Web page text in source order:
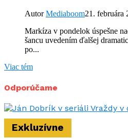
AutorMediaboom21. februára
Markíza v pondelok úspešne
šancu uvedením ďalšej
po...
Viac tém
Odporúčame
Exkluzívne